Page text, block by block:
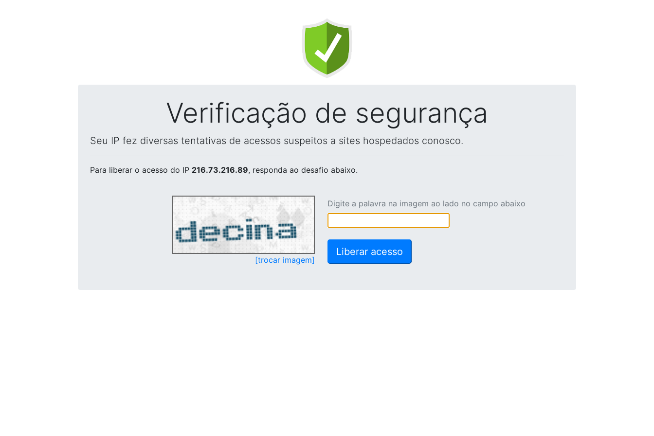
Verificação de segurança
Seu IP fez diversas tentativas de acessos suspeitos a sites hospedados conosco.
Para liberar o acesso do IP 216.73.216.89, responda ao desafio abaixo.
[trocar imagem]
Digite a palavra na imagem ao lado no campo abaixo